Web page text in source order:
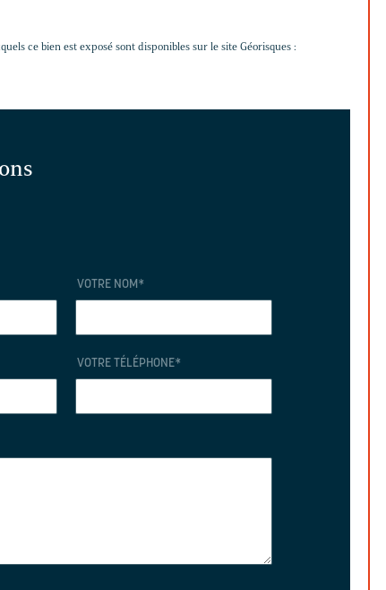
ce bien est exposé sont disponibles sur le site Géorisques :
VOTRE NOM*
VOTRE TÉLÉPHONE*